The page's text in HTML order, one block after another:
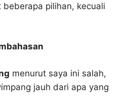
pilihan, kecuali
menurut saya ini salah,
jauh dari apa yang